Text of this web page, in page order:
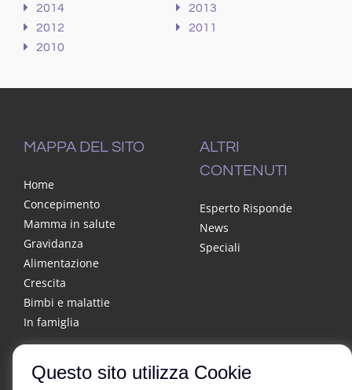
Questo sito utilizza Cookie
2014
2013
2012
2011
2010
MAPPA DEL SITO
Home
Concepimento
Mamma in salute
Gravidanza
Alimentazione
Crescita
Bimbi e malattie
In famiglia
ALTRI
CONTENUTI
Esperto Risponde
News
Speciali